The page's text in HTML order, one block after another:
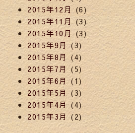
2015年12月 (6)
2015年11月(3)
2015年10月 (3)
2015年9月 (3)
2015年8月(4)
2015年7月(5)
2015年6月(1)
2015年5月 (3)
2015年4月(4)
2015年3月(2)